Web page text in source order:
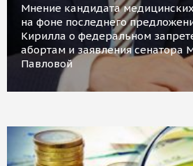
Мнение кандидата
на фоне последнего
Кирилла о федеральном
абортам и заявления сенатора
Павловой